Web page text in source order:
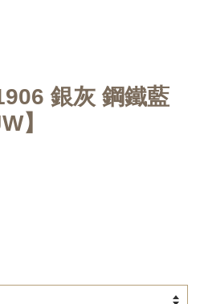
銀灰 鋼鐵藍
】